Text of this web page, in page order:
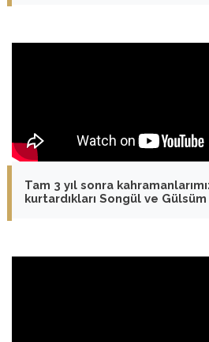
Tam 3 yıl sonra
kurtardıkları Songül ve